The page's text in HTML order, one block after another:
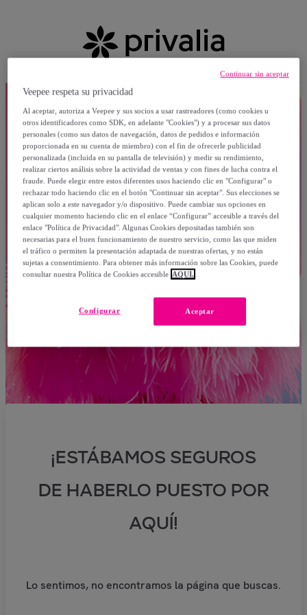
¡ESTÁBAMOS SEGUROS
DE HABERLO PUESTO POR
AQUÍ!
Lo sentimos, no encontramos la página que buscas.
Veepee respeta su privacidad
Al aceptar, autoriza a Veepee y sus socios a usar rastreadores (como cookies u
otros identificadores como SDK, en adelante "Cookies") y a procesar sus datos
personales (como sus datos de navegación, datos de pedidos e información
proporcionada en su cuenta de miembro) con el fin de ofrecerle publicidad
personalizada (incluida en su pantalla de televisión) y medir su rendimiento,
realizar ciertos análisis sobre la actividad de ventas y con fines de lucha contra el
fraude. Puede elegir entre estos diferentes usos haciendo clic en "Configurar" o
rechazar todo haciendo clic en el botón "Continuar sin aceptar". Sus elecciones se
aplican solo a este navegador y/o dispositivo. Puede cambiar sus opciones en
cualquier momento haciendo clic en el enlace “Configurar” accesible a través del
enlace "Política de Privacidad". Algunas Cookies depositadas también son
necesarias para el buen funcionamiento de nuestro servicio, como las que miden
el tráfico o permiten la presentación adaptada de nuestras ofertas, y no están
sujetas a consentimiento. Para obtener más información sobre las Cookies, puede
consultar nuestra Política de Cookies accesible AQUÍ.
Aceptar
Configurar
Continuar sin aceptar